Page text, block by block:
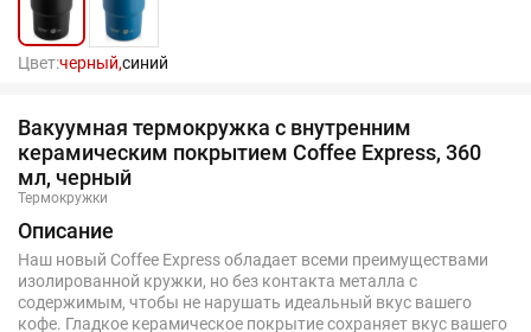
Цвет:черный,синий
Вакуумная термокружка с внутренним
керамическим покрытием Coffee Express, 360
мл, черный
Термокружки
Описание
Наш новый Coffee Express обладает всеми преимуществами
изолированной кружки, но без контакта металла с
содержимым, чтобы не нарушать идеальный вкус вашего
кофе. Гладкое керамическое покрытие сохраняет вкус вашего